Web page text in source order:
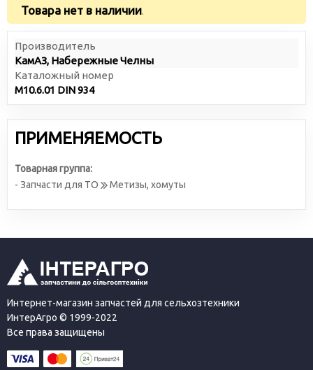
Товара нет в наличии.
Производитель
КамАЗ, Набережные Челны
Каталожный номер
М10.6.01 DIN 934
ПРИМЕНЯЕМОСТЬ
Товарная группа:
- Запчасти для ТО
Метизы, хомуты
Интернет-магазин запчастей для сельхозтехники
ИнтерАгро © 1999-2022
Все права защищены